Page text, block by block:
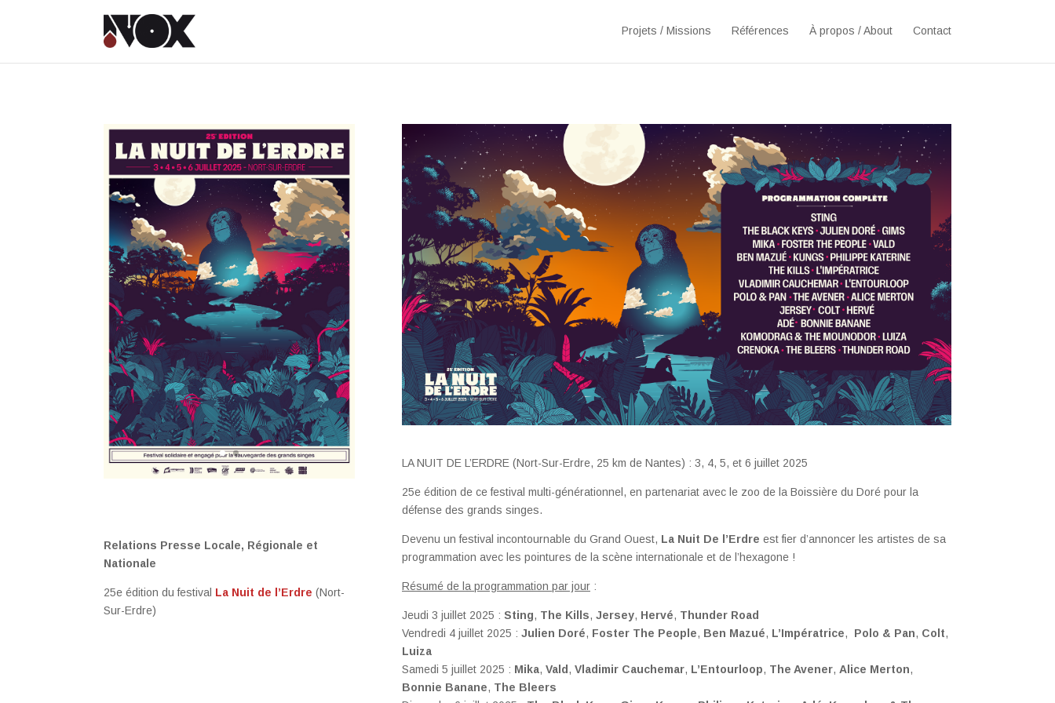
Projets / Missions Références À propos / About Contact
Relations Presse Locale, Régionale et
Nationale
25e édition du festival La Nuit de l’Erdre (Nort-
Sur-Erdre)
LA NUIT DE L’ERDRE (Nort-Sur-Erdre, 25 km de Nantes) : 3, 4, 5, et 6 juillet 2025
25e édition de ce festival multi-générationnel, en partenariat avec le zoo de la Boissière du Doré pour la
défense des grands singes.
Devenu un festival incontournable du Grand Ouest, La Nuit De l’Erdre est fier d’annoncer les artistes de sa
programmation avec les pointures de la scène internationale et de l’hexagone !
Résumé de la programmation par jour :
Jeudi 3 juillet 2025 : Sting, The Kills, Jersey, Hervé, Thunder Road
Vendredi 4 juillet 2025 : Julien Doré, Foster The People, Ben Mazué, L’Impératrice, Polo & Pan, Colt,
Luiza
Samedi 5 juillet 2025 : Mika, Vald , Vladimir Cauchemar, L’Entourloop, The Avener, Alice Merton,
Bonnie Banane, The Bleers